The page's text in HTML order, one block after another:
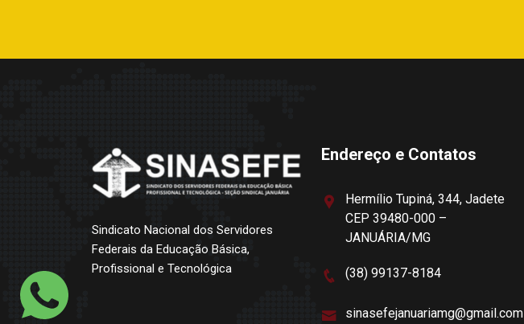
Sindicato Nacional dos Servidores
Federais da Educação Básica,
Profissional e Tecnológica
Endereço e Contatos
Hermílio Tupiná, 344, Jadete
CEP 39480-000 –
JANUÁRIA/MG
(38) 99137-8184
sinasefejanuariamg@gmail.com